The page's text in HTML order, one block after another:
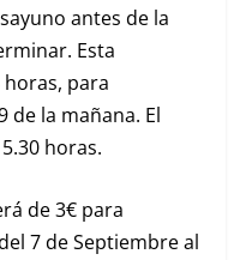
antes de la
Esta
horas, para
de la mañana. El
horas.
de 3€ para
7 de Septiembre al